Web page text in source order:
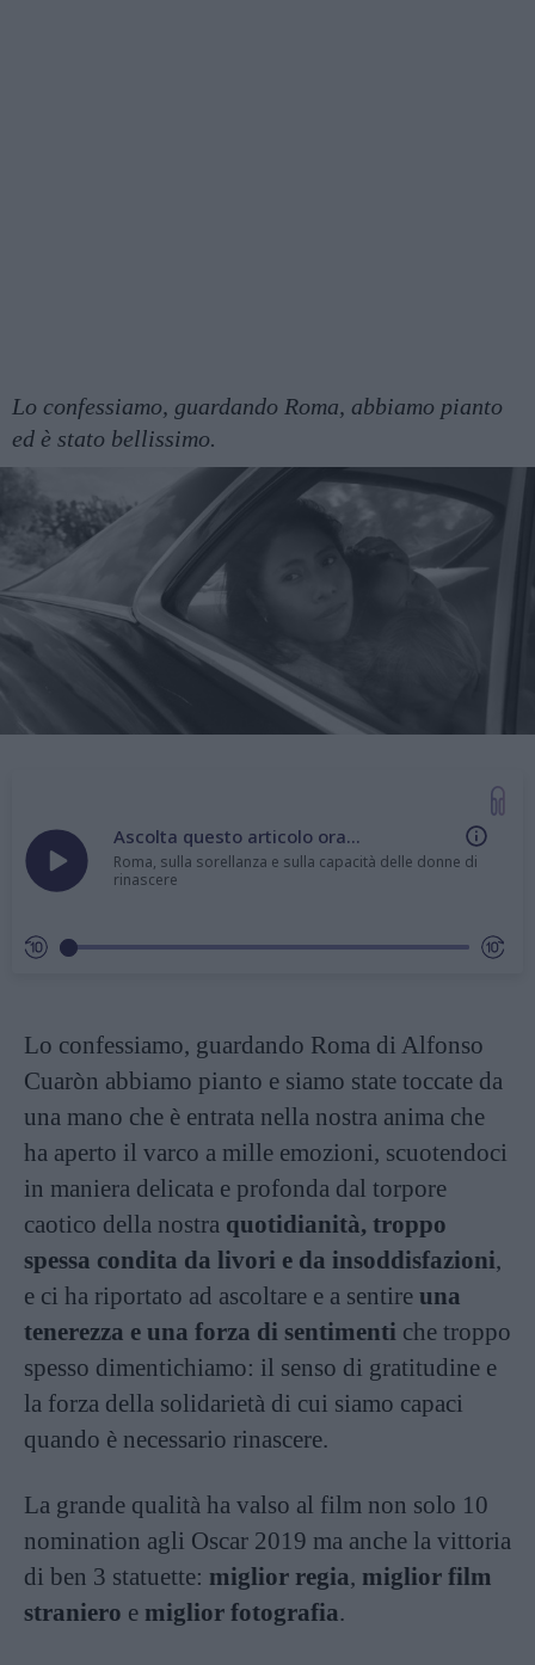
Lo confessiamo, guardando Roma, abbiamo pianto
ed è stato bellissimo.
Ascolta questo articolo ora...
Roma, sulla sorellanza e sulla capacità delle donne di
rinascere
Lo confessiamo, guardando Roma di Alfonso
Cuaròn abbiamo pianto e siamo state toccate da
una mano che è entrata nella nostra anima che
ha aperto il varco a mille emozioni, scuotendoci
in maniera delicata e profonda dal torpore
caotico della nostra quotidianità, troppo
spessa condita da livori e da insoddisfazioni,
e ci ha riportato ad ascoltare e a sentire una
tenerezza e una forza di sentimenti che troppo
spesso dimentichiamo: il senso di gratitudine e
la forza della solidarietà di cui siamo capaci
quando è necessario rinascere.
La grande qualità ha valso al film non solo 10
nomination agli Oscar 2019 ma anche la vittoria
di ben 3 statuette: miglior regia, miglior film
straniero e miglior fotografia.